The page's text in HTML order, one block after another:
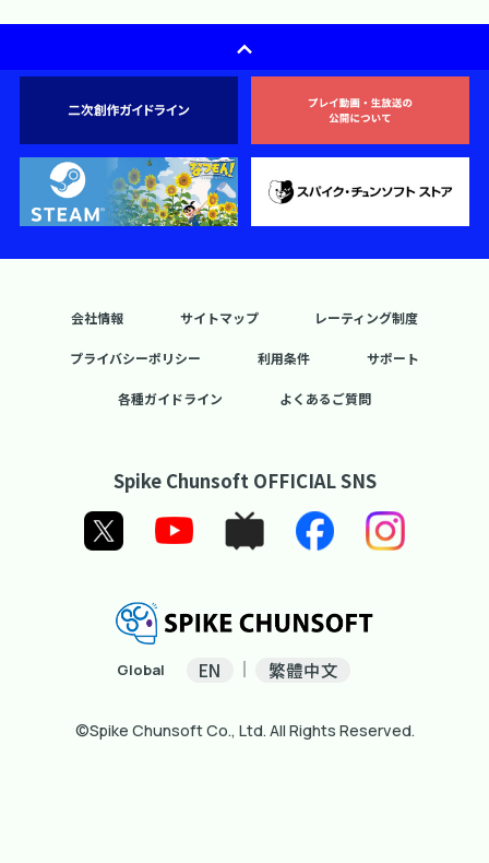
会社情報 サイトマップ レーティング制度
プライバシーポリシー 利用条件 サポート
各種ガイドライン よくあるご質問
Spike Chunsoft OFFICIAL SNS
Global EN 繁體中文
©Spike Chunsoft Co., Ltd. All Rights Reserved.